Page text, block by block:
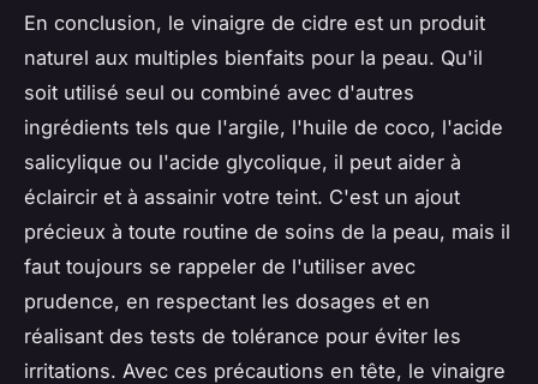
En conclusion, le vinaigre de cidre est un produit
naturel aux multiples bienfaits pour la peau. Qu'il
soit utilisé seul ou combiné avec d'autres
ingrédients tels que l'argile, l'huile de coco, l'acide
salicylique ou l'acide glycolique, il peut aider à
éclaircir et à assainir votre teint. C'est un ajout
précieux à toute routine de soins de la peau, mais il
faut toujours se rappeler de l'utiliser avec
prudence, en respectant les dosages et en
réalisant des tests de tolérance pour éviter les
irritations. Avec ces précautions en tête, le vinaigre